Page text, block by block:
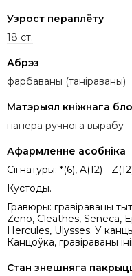
Узрост пераплёту
18 ст.
Абрэз
фарбаваны (таніраваны)
Матэрыял кніжнага
папера ручнога вырабу
Афармленне асобніка
Сігнатуры: *(6), A(12) -
Кустоды.
Гравюры: гравіраваны
Zeno, Cleathes, Seneca,
Hercules, Ulysses. У
Канцоўка, гравіраваны
Стан знешняга